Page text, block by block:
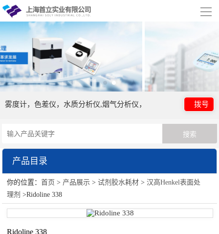
导
关于我们
合作伙伴
行业应用
视频展示
资讯中心
雾度计，色差仪，水质分析仪,烟气分析仪， 拨号
产品目录
试剂胶水耗材
金属表面处理剂
汉高Henkel表面处理剂
你的位置：首页 > 产品展示 >试剂胶水耗材 > 汉高Henkel表面处
理剂 >Ridoline 338
Ridoline 338